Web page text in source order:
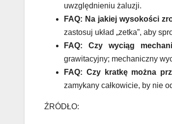
uwzględnieniu żaluzji.
FAQ: Na jakiej wysokości
zastosuj układ „zetka”, aby
FAQ: Czy wyciąg
grawitacyjny; mechaniczny
FAQ: Czy kratkę można
zamykany całkowicie, by nie
ŹRÓDŁO: